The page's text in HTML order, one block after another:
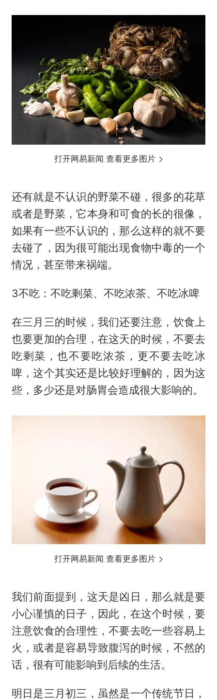
打开网易新闻 查看更多图片
还有就是不认识的野菜不碰，很多的花草
或者是野菜，它本身和可食的长的很像，
如果有一些不认识的，那么这样的就不要
去碰了，因为很可能出现食物中毒的一个
情况，甚至带来祸端。
3不吃：不吃剩菜、不吃浓茶、不吃冰啤
在三月三的时候，我们还要注意，饮食上
也要更加的合理，在这天的时候，不要去
吃剩菜，也不要吃浓茶，更不要去吃冰
啤，这个其实还是比较好理解的，因为这
些，多少还是对肠胃会造成很大影响的。
打开网易新闻 查看更多图片
我们前面提到，这天是凶日，那么就是要
小心谨慎的日子，因此，在这个时候，要
注意饮食的合理性，不要去吃一些容易上
火，或者是容易导致腹泻的时候，不然的
话，很有可能影响到后续的生活。
明日是三月初三，虽然是一个传统节日，